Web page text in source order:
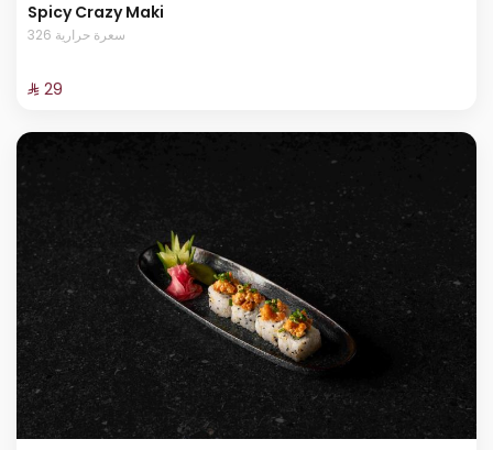
Spicy Crazy Maki
326 سعرة حرارية
⁨⁦‪‬ 29⁩